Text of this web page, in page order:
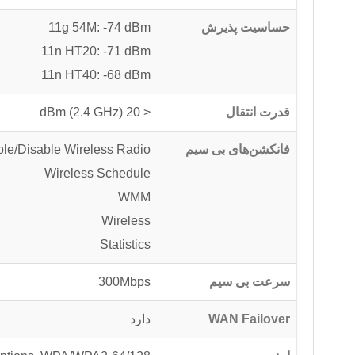
حساسیت پذیرش
11g 54M: -74 dBm
11n HT20: -71 dBm
11n HT40: -68 dBm
قدرت انتقال < 20 dBm (2.4 GHz)
فانکشن‌های بی سیم
Disable Wireless Radio
Wireless Schedule
WMM
Wireless
Statistics
سرعت بی سیم 300Mbps
WAN Failover دارد